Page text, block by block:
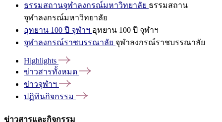
ธรรมสถานจุฬาลงกรณ์มหาวิทยาลัย ธรรมสถาน
จุฬาลงกรณ์มหาวิทยาลัย
อุทยาน 100 ปี จุฬาฯ อุทยาน 100 ปี จุฬาฯ
จุฬาลงกรณ์ราชบรรณาลัย จุฬาลงกรณ์ราชบรรณาลัย
Highlights
ข่าวสารทั้งหมด
ข่าวจุฬาฯ
ปฏิทินกิจกรรม
ข่าวสารและกิจกรรม